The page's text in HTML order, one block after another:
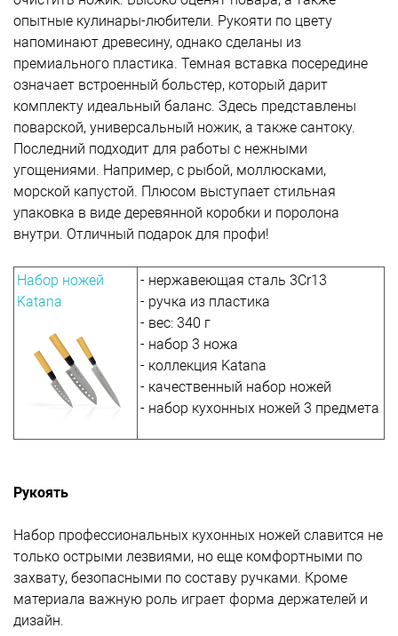
опытные кулинары-любители. Рукояти по цвету
напоминают древесину, однако сделаны из
премиального пластика. Темная вставка посередине
означает встроенный больстер, который дарит
комплекту идеальный баланс. Здесь представлены
поварской, универсальный ножик, а также сантоку.
Последний подходит для работы с нежными
угощениями. Например, с рыбой, моллюсками,
морской капустой. Плюсом выступает стильная
упаковка в виде деревянной коробки и поролона
внутри. Отличный подарок для профи!
Набор ножей
Katana
- нержавеющая сталь 3Cr13
- ручка из пластика
- вес: 340 г
- набор 3 ножа
- коллекция Katana
- качественный набор ножей
- набор кухонных ножей 3 предмета
Рукоять
Набор профессиональных кухонных ножей славится не
только острыми лезвиями, но еще комфортными по
захвату, безопасными по составу ручками. Кроме
материала важную роль играет форма держателей и
дизайн.